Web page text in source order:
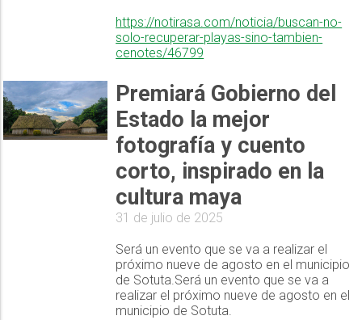
https://notirasa.com/noticia/buscan-no-
solo-recuperar-playas-sino-tambien-
cenotes/46799
Premiará Gobierno del
Estado la mejor
fotografía y cuento
corto, inspirado en la
cultura maya
31 de julio de 2025
Será un evento que se va a realizar el
próximo nueve de agosto en el municipio
de Sotuta.Será un evento que se va a
realizar el próximo nueve de agosto en el
municipio de Sotuta.